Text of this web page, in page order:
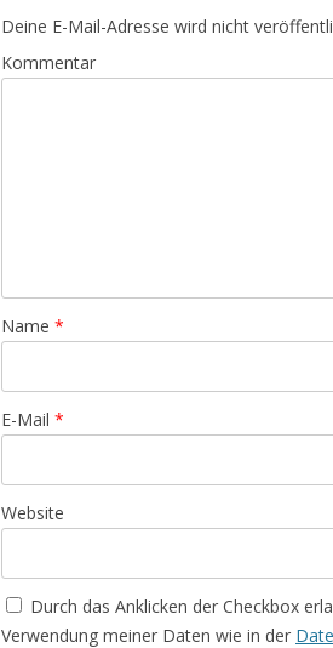
Deine E-Mail-Adresse wird nicht
Kommentar
Name *
E-Mail *
Website
Durch das Anklicken der Checkbox
Verwendung meiner Daten wie in der